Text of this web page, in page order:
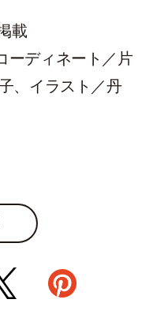
載
ーディネート／片
、イラスト／丹